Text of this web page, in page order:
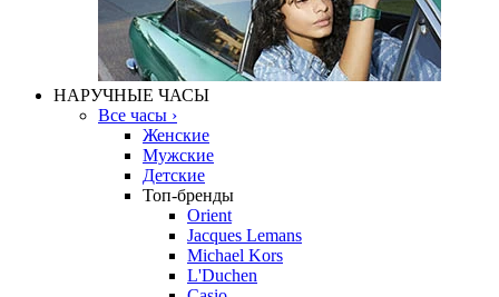
НАРУЧНЫЕ ЧАСЫ
Все часы ›
Женские
Мужские
Детские
Топ-бренды
Orient
Jacques Lemans
Michael Kors
L'Duchen